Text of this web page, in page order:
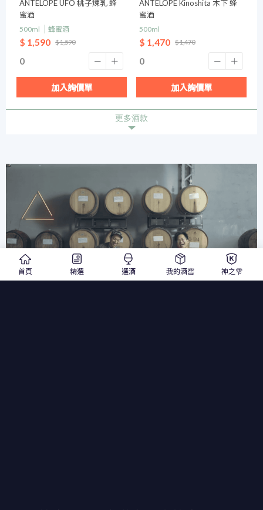
ANTELOPE UFO 桃子煉乳 蜂
蜜酒
500ml 蜂蜜酒
$ 1,590 $ 1,590
加入詢價單
ANTELOPE Kinoshita 木下 蜂
蜜酒
500ml
$ 1,470 $ 1,470
加入詢價單
更多酒款
首頁 精選 選酒 我的酒窖 神之雫